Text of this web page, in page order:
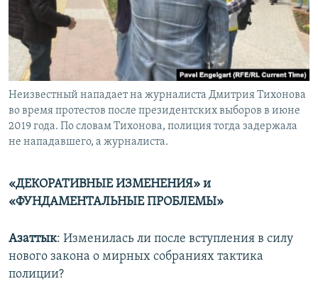
Неизвестный нападает на журналиста Дмитрия Тихонова
во время протестов после президентских выборов в июне
2019 года. По словам Тихонова, полиция тогда задержала
не нападавшего, а журналиста.
«ДЕКОРАТИВНЫЕ ИЗМЕНЕНИЯ» и
«ФУНДАМЕНТАЛЬНЫЕ ПРОБЛЕМЫ»
Азаттык: Изменилась ли после вступления в силу
нового закона о мирных собраниях тактика
полиции?